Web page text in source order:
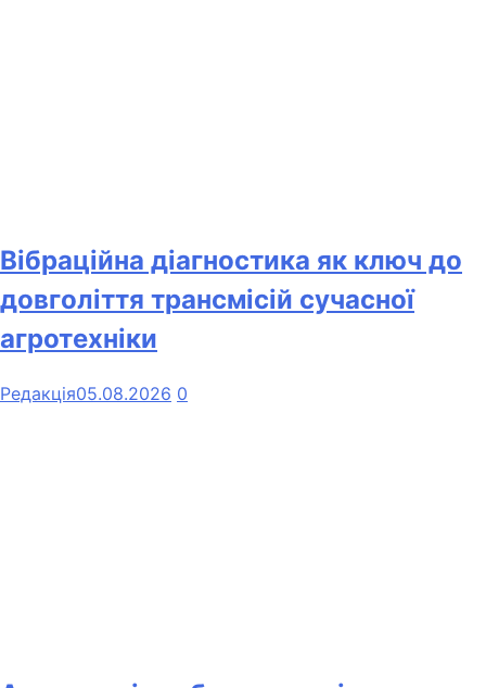
Вібраційна діагностика як ключ до
довголіття трансмісій сучасної
агротехніки
Редакція05.08.2026 0